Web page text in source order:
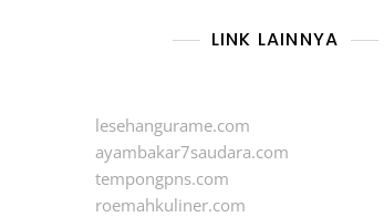
LINK LAINNYA
lesehangurame.com
ayambakar7saudara.com
tempongpns.com
roemahkuliner.com